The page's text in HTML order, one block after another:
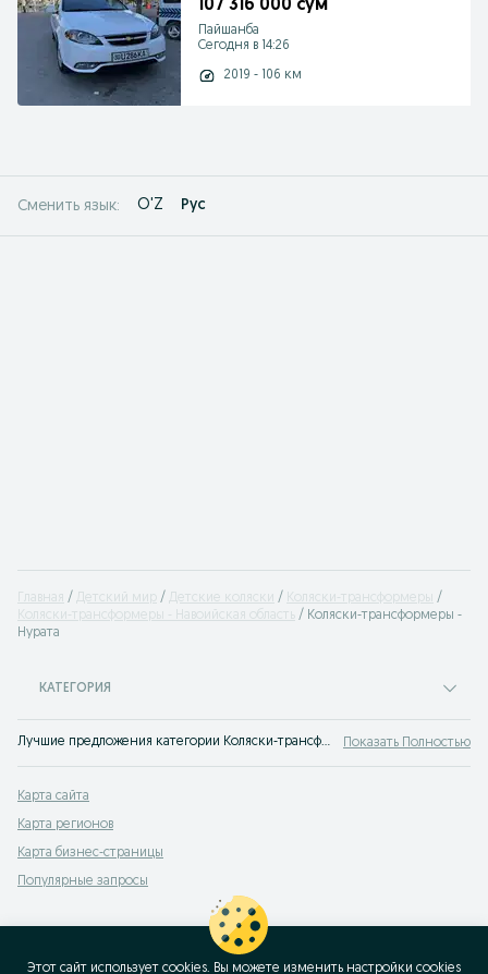
107 316 000 сум
Пайшанба
Сегодня в 14:26
2019 - 106 км
Сменить язык: O'Z Рус
Главная Детский мир Детские коляски
Коляски-трансформеры
Коляски-трансформеры - Навоийская область
Коляски-трансформеры -
Нурата
КАТЕГОРИЯ
Лучшие предложения категории Коляски-трансформеры Нурата. Большой выбор товаров и услуг по выгодным ценам на OLX! Множество предложений на OLX.uz! Показать Полностью
Карта сайта
Карта регионов
Карта бизнес-страницы
Популярные запросы
Этот сайт использует cookies. Вы можете изменить настройки cookies